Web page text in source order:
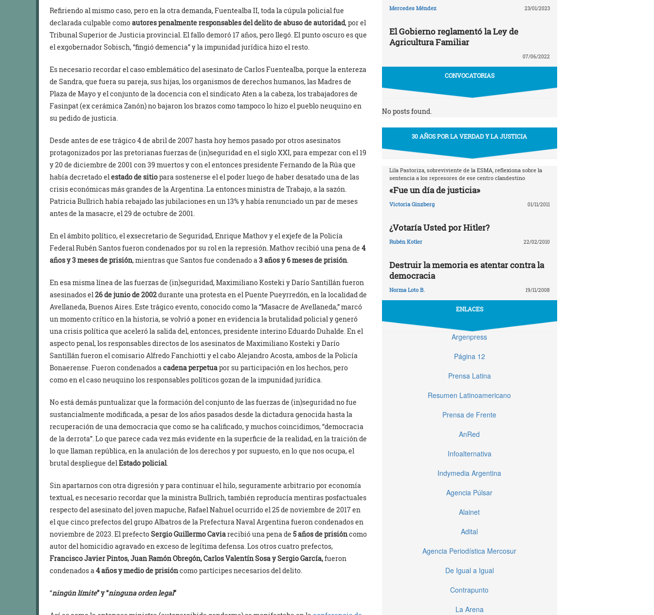
Refiriendo al mismo caso, pero en la otra demanda, Fuentealba II, toda la cúpula policial fue
declarada culpable comoautorespenalmenteresponsablesdel delito de abuso de autoridad, por el
Tribunal Superior de Justicia provincial. El fallo demoró 17 años, pero llegó. El punto oscuro es que
el exgobernador Sobisch, “fingió demencia” y la impunidad jurídica hizo el resto.
Es necesario recordar el caso emblemático del asesinato de Carlos Fuentealba, porque la entereza
de Sandra, que fuera su pareja, sus hijas, los organismos de derechos humanos, las Madres de
Plaza de Mayo y el conjunto de la docencia con el sindicato Aten a la cabeza, los trabajadores de
Fasinpat (ex cerámica Zanón) no bajaron los brazos como tampoco lo hizo el pueblo neuquino en
su pedido de justicia.
Desde antes de ese trágico 4 de abril de 2007 hasta hoy hemos pasado por otros asesinatos
protagonizados por las pretorianas fuerzas de (in)seguridad en el siglo XXI, para empezar con el 19
y 20 de diciembre de 2001 con 39 muertos y con el entonces presidente Fernando de la Rúa que
había decretado elestado de sitiopara sostenerse el el poder luego de haber desatado una de las
crisis económicas más grandes de la Argentina. La entonces ministra de Trabajo, a la sazón.
Patricia Bullrich había rebajado las jubilaciones en un 13% y había renunciado un par de meses
antes de la masacre, el 29 de octubre de 2001.
En el ámbito político, el exsecretario de Seguridad, Enrique Mathov y el exjefe de la Policía
Federal Rubén Santos fueron condenados por su rol en la represión. Mathov recibió una pena de 4
años y 3 meses de prisión, mientras que Santos fue condenado a3 años y 6 meses de prisión.
En esa misma línea de las fuerzas de (in)seguridad, Maximiliano Kosteki y Darío Santillán fueron
asesinados el26 de junio de 2002durante una protesta en el Puente Pueyrredón, en la localidad de
Avellaneda, Buenos Aires. Este trágico evento, conocido como la “Masacre de Avellaneda,” marcó
un momento crítico en la historia, se volvió a poner en evidencia la brutalidad policial y generó
una crisis política que aceleró la salida del, entonces, presidente interino Eduardo Duhalde. En el
aspecto penal, los responsables directos de los asesinatos de Maximiliano Kosteki y Darío
Santillán fueron el comisario Alfredo Fanchiotti y el cabo Alejandro Acosta, ambos de la Policía
Bonaerense. Fueron condenados acadena perpetuapor su participación en los hechos, pero
como en el caso neuquino los responsables políticos gozan de la impunidad jurídica.
No está demás puntualizar que la formación del conjunto de las fuerzas de (in)seguridad no fue
sustancialmente modificada, a pesar de los años pasados desde la dictadura genocida hasta la
recuperación de una democracia que como se ha calificado, y muchos coincidimos, “democracia
de la derrota”. Lo que parece cada vez más evidente en la superficie de la realidad, en la traición de
lo que llaman república, en la anulación de los derechos y por supuesto, en lo que nos ocupa, el
brutal despliegue delEstado policial.
Sin apartarnos con otra digresión y para continuar el hilo, seguramente arbitrario por economía
textual, es necesario recordar que la ministra Bullrich, también reproducía mentiras posfactuales
respecto del asesinato del joven mapuche, Rafael Nahuel ocurrido el 25 de noviembre de 2017 en
el que cinco prefectos del grupo Albatros de la Prefectura Naval Argentina fueron condenados en
noviembre de 2023. El prefectoSergio Guillermo Caviarecibió una pena de 5 años de prisióncomo
autor del homicidio agravado en exceso de legítima defensa. Los otros cuatro prefectos,
Francisco Javier Pintos, Juan Ramón Obregón, Carlos Valentín Sosa y Sergio García,fueron
condenados a4 años y medio de prisióncomo partícipes necesarios del delito.
“ningún límite” y “ninguna orden legal”
Mercedes Méndez 23/01/2023
El Gobierno reglamentó la Ley de
Agricultura Familiar
07/06/2022
CONVOCATORIAS
No posts found.
30 AÑOS POR LA VERDAD Y LA JUSTICIA
Lila Pastoriza, sobreviviente de la ESMA, reflexiona sobre la
sentencia a los represores de ese centro clandestino
«Fue un día de justicia»
Victoria Ginzberg 01/11/2011
¿Votaría Usted por Hitler?
Rubén Kotler 22/02/2010
Destruir la memoria es atentar contra la
democracia
Norma Loto B. 19/11/2008
ENLACES
Argenpress
Página 12
Prensa Latina
Resumen Latinoamericano
Prensa de Frente
AnRed
Infoalternativa
Indymedia Argentina
Agencia Púlsar
Alainet
Adital
Agencia Periodística Mercosur
De Igual a Igual
Contrapunto
La Arena